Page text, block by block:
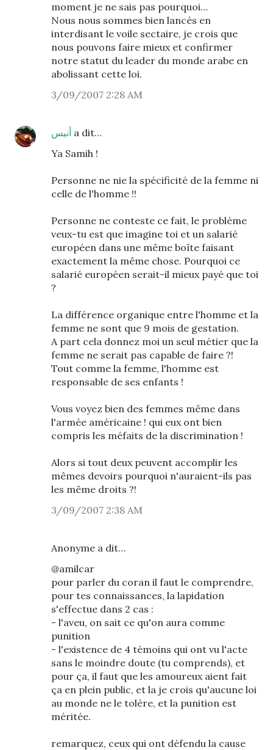
moment je ne sais pas pourquoi…
Nous nous sommes bien lancés en
interdisant le voile sectaire, je crois que
nous pouvons faire mieux et confirmer
notre statut du leader du monde arabe en
abolissant cette loi.
3/09/2007 2:28 AM
أنيس a dit…
Ya Samih !
Personne ne nie la spécificité de la femme ni
celle de l'homme !!
Personne ne conteste ce fait, le problème
veux-tu est que imagine toi et un salarié
européen dans une même boîte faisant
exactement la même chose. Pourquoi ce
salarié européen serait-il mieux payé que toi
?
La différence organique entre l'homme et la
femme ne sont que 9 mois de gestation.
A part cela donnez moi un seul métier que la
femme ne serait pas capable de faire ?!
Tout comme la femme, l'homme est
responsable de ses enfants !
Vous voyez bien des femmes même dans
l'armée américaine ! qui eux ont bien
compris les méfaits de la discrimination !
Alors si tout deux peuvent accomplir les
mêmes devoirs pourquoi n'auraient-ils pas
les même droits ?!
3/09/2007 2:38 AM
Anonyme a dit…
@amilcar
pour parler du coran il faut le comprendre,
pour tes connaissances, la lapidation
s'effectue dans 2 cas :
- l'aveu, on sait ce qu'on aura comme
punition
- l'existence de 4 témoins qui ont vu l'acte
sans le moindre doute (tu comprends), et
pour ça, il faut que les amoureux aient fait
ça en plein public, et la je crois qu'aucune loi
au monde ne le tolère, et la punition est
méritée.
remarquez, ceux qui ont défendu la cause